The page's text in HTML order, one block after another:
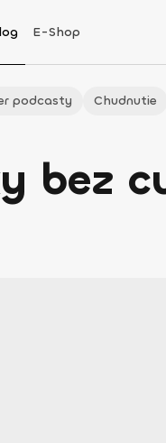
E-Shop
podcasty Chudnutie
bez